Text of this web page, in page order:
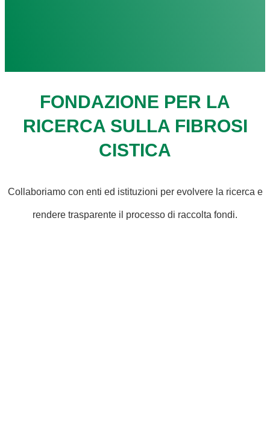
FONDAZIONE PER LA
RICERCA SULLA FIBROSI
CISTICA
Collaboriamo con enti ed istituzioni per evolvere la ricerca e
rendere trasparente il processo di raccolta fondi.